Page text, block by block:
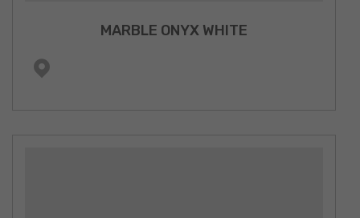
MARBLE ONYX WHITE